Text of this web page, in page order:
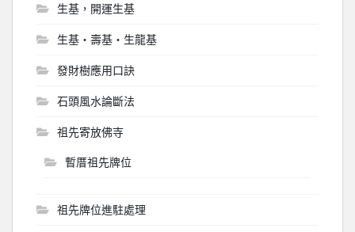
生基，開運生基
生基‧壽基‧生龍基
發財樹應用口訣
石頭風水論斷法
祖先寄放佛寺
暫厝祖先牌位
祖先牌位進駐處理